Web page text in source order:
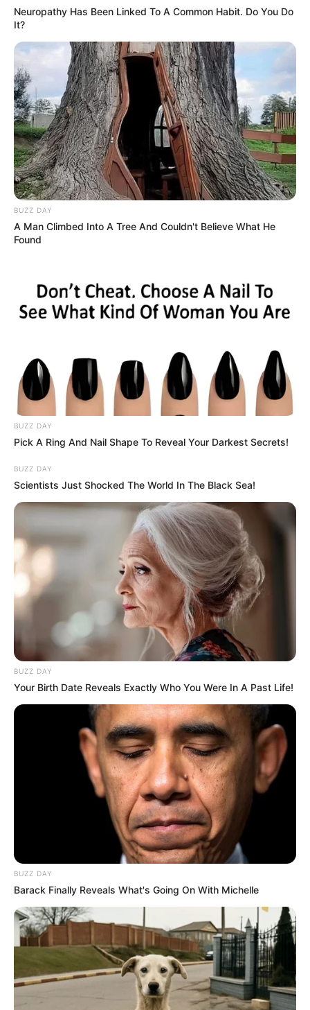
Neuropathy Has Been Linked To A Common Habit. Do You Do
It?
BUZZ DAY
A Man Climbed Into A Tree And Couldn't Believe What He
Found
BUZZ DAY
Pick A Ring And Nail Shape To Reveal Your Darkest Secrets!
BUZZ DAY
Scientists Just Shocked The World In The Black Sea!
BUZZ DAY
Your Birth Date Reveals Exactly Who You Were In A Past Life!
BUZZ DAY
Barack Finally Reveals What's Going On With Michelle